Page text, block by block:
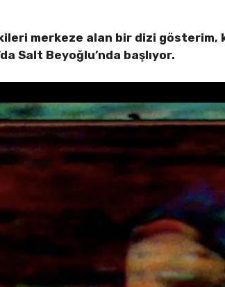
merkeze alan bir dizi gösterim,
Salt Beyoğlu’nda başlıyor.